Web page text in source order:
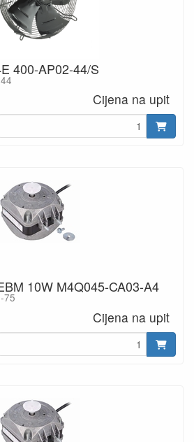
400-AP02-44/S
Cijena na upit
10W M4Q045-CA03-A4
75
Cijena na upit